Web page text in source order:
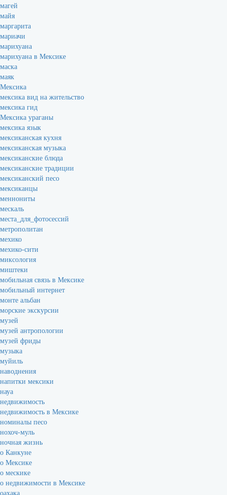
магей
майя
маргарита
мариачи
марихуана
марихуана в Мексике
маска
маяк
Мексика
мексика вид на жительство
мексика гид
Мексика ураганы
мексика язык
мексиканская кухня
мексиканская музыка
мексиканские блюда
мексиканские традиции
мексиканский песо
мексиканцы
меннониты
мескаль
места_для_фотосессий
метрополитан
мехико
мехико-сити
миксология
миштеки
мобильная связь в Мексике
мобильный интернет
монте альбан
морские экскурсии
музей
музей антропологии
музей фриды
музыка
муйиль
наводнения
напитки мексики
науа
недвижимость
недвижимость в Мексике
номиналы песо
нохоч-муль
ночная жизнь
о Канкуне
о Мексике
о мескике
о недвижимости в Мексике
оахака